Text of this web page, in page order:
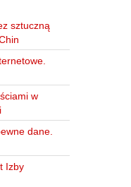
sztuczną
w
dane.
Izby